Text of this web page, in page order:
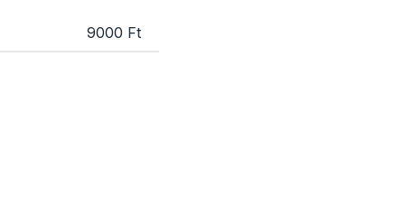
9000 Ft